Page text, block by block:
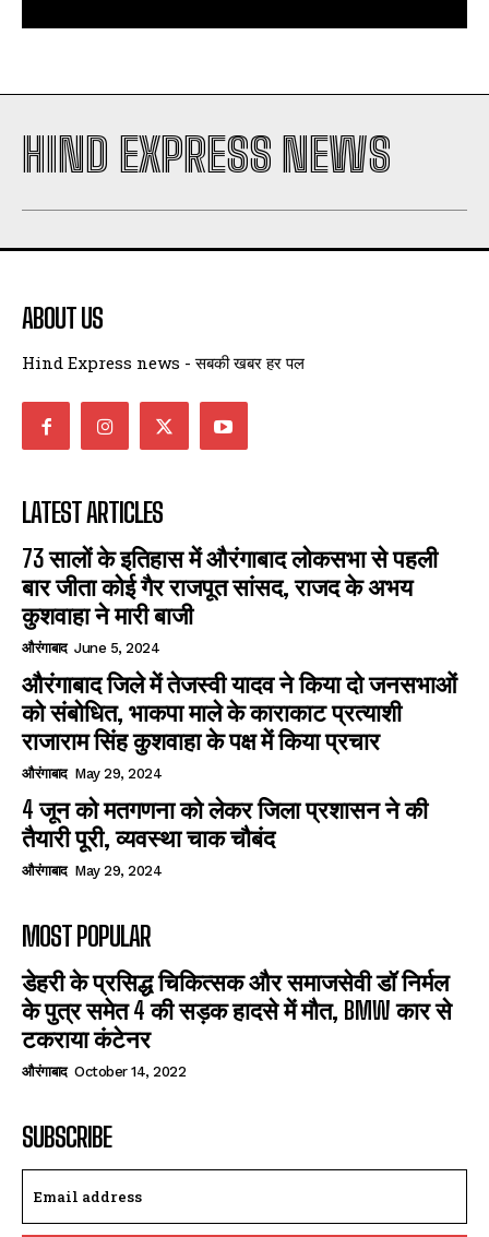
HIND EXPRESS NEWS
ABOUT US
Hind Express news - सबकी खबर हर पल
LATEST ARTICLES
73 सालों के इतिहास में औरंगाबाद लोकसभा से पहली
बार जीता कोई गैर राजपूत सांसद, राजद के अभय
कुशवाहा ने मारी बाजी
औरंगाबाद June 5, 2024
औरंगाबाद जिले में तेजस्वी यादव ने किया दो जनसभाओं
को संबोधित, भाकपा माले के काराकाट प्रत्याशी
राजाराम सिंह कुशवाहा के पक्ष में किया प्रचार
औरंगाबाद May 29, 2024
4 जून को मतगणना को लेकर जिला प्रशासन ने की
तैयारी पूरी, व्यवस्था चाक चौबंद
औरंगाबाद May 29, 2024
MOST POPULAR
डेहरी के प्रसिद्ध चिकित्सक और समाजसेवी डॉ निर्मल
के पुत्र समेत 4 की सड़क हादसे में मौत, BMW कार से
टकराया कंटेनर
औरंगाबाद October 14, 2022
SUBSCRIBE